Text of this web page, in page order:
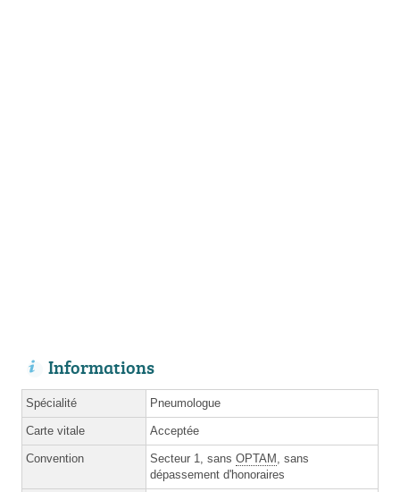
Informations
Spécialité Pneumologue
Carte vitale Acceptée
Convention Secteur 1, sans OPTAM , sans
dépassement d'honoraires